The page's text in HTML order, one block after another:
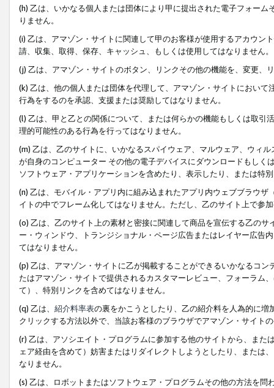
(h) 乙は、いかなる個人または団体により甲に提出された電子フォー
りません。
(i) 乙は、アマゾン・サイトに関連して甲のお客様が使用するアカウン
請、収集、取得、保存、キャッシュ、もしくは使用してはなりません。
(j) 乙は、アマゾン・サイトのボタン、リンクその他の機能を、変更、
(k) 乙は、他の個人または団体を代理して、アマゾン・サイトにおい
行為をするのを承認、支援または奨励してはなりません。
(l) 乙は、甲と乙との関係について、または何らかの機能もしくは取
理的可能性のある行為を行ってはなりません。
(m) 乙は、乙のサイトに、いかなるスパイウェア、マルウェア、ウィ
が自身のコンピューター その他の電子デバイスにダウンロードもし
ソフトウェア・アプリケーションを含めたり、表示したり、または特
(n) 乙は、モバイル・アプリ内に組み込まれたアプリ内ウェブブラウ
イトの中でフレーム化してはなりません。ただし、乙のサイト上で参
(o) 乙は、乙のサイト上の素材と密接に関連して商品を宣伝する乙の
ー・ウィンドウ、トランジショナル・ページ広告またはレイヤー広告
てはなりません。
(p) 乙は、アマゾン・サイトに乙が掲載することができるいかなるコ
たはアマゾン・サイトで提供されるカスタマーレビュー、フォーラム
て）、特別リンクを含めてはなりません。
(q) 乙は、 紹介料率表の裏をかこうとしたり、乙の紹介料を人為的に
クリックする方法以外で、当該お客様のブラウザでアマゾン・サイト
(r) 乙は、アソシエイト・プログラムに参加する他のサイトから、ま
ェア経由を含めて）妨害またはリダイレクトしようとしたり、または
なりません。
(s) 乙は、ロボットまたはソフトウェア・プログラムその他の方法を